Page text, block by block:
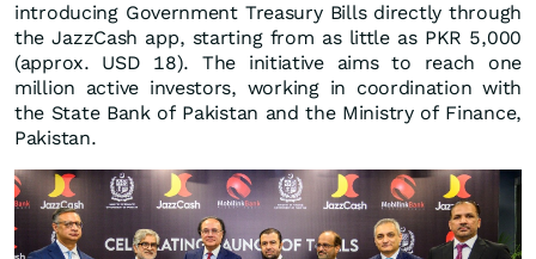
introducing Government Treasury Bills directly through
the JazzCash app, starting from as little as PKR 5,000
(approx. USD 18). The initiative aims to reach one
million active investors, working in coordination with
the State Bank of Pakistan and the Ministry of Finance,
Pakistan.